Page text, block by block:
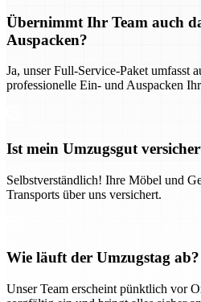
Übernimmt Ihr Team auch
Auspacken?
Ja, unser Full-Service-Paket umfasst
professionelle Ein- und Auspacken
Ist mein Umzugsgut
Selbstverständlich! Ihre Möbel und
Transports über uns versichert.
Wie läuft der Umzugstag ab?
Unser Team erscheint pünktlich vor